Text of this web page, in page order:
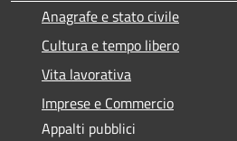
Anagrafe e stato civile
Cultura e tempo libero
Vita lavorativa
Imprese e Commercio
Appalti pubblici